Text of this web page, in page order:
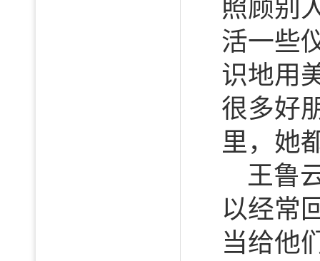
照顾别
活一些
识地用
很多好
里，她
王鲁
以经常
当给他